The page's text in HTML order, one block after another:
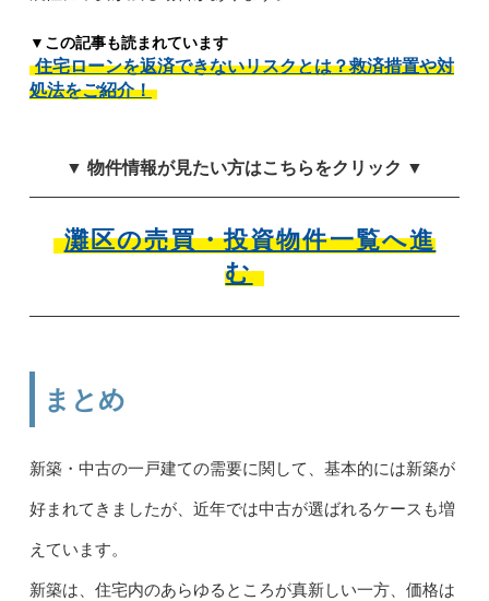
▼この記事も読まれています
住宅ローンを返済できないリスクとは？救済措置や対
処法をご紹介！
▼ 物件情報が見たい方はこちらをクリック ▼
灘区の売買・投資物件一覧へ進
む
まとめ
新築・中古の一戸建ての需要に関して、基本的には新築が
好まれてきましたが、近年では中古が選ばれるケースも増
えています。
新築は、住宅内のあらゆるところが真新しい一方、価格は